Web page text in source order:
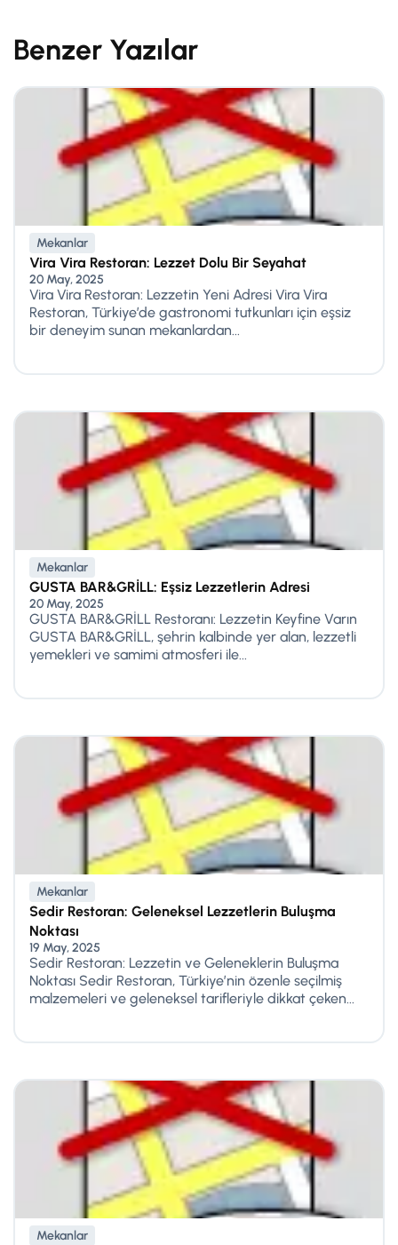
Benzer Yazılar
Mekanlar
Vira Vira Restoran: Lezzet Dolu Bir Seyahat
20 May, 2025
Vira Vira Restoran: Lezzetin Yeni Adresi Vira Vira
Restoran, Türkiye’de gastronomi tutkunları için eşsiz
bir deneyim sunan mekanlardan...
Mekanlar
GUSTA BAR&GRİLL: Eşsiz Lezzetlerin Adresi
20 May, 2025
GUSTA BAR&GRİLL Restoranı: Lezzetin Keyfine Varın
GUSTA BAR&GRİLL, şehrin kalbinde yer alan, lezzetli
yemekleri ve samimi atmosferi ile...
Mekanlar
Sedir Restoran: Geleneksel Lezzetlerin Buluşma
Noktası
19 May, 2025
Sedir Restoran: Lezzetin ve Geleneklerin Buluşma
Noktası Sedir Restoran, Türkiye’nin özenle seçilmiş
malzemeleri ve geleneksel tarifleriyle dikkat çeken...
Mekanlar